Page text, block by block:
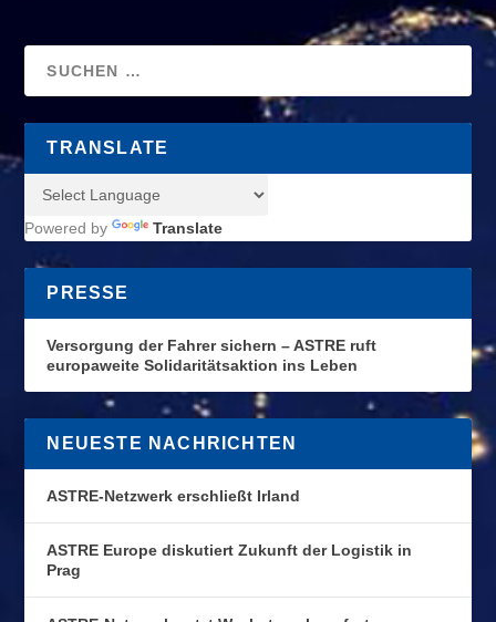
TRANSLATE
Powered by Translate
PRESSE
Versorgung der Fahrer sichern – ASTRE ruft
europaweite Solidaritätsaktion ins Leben
NEUESTE NACHRICHTEN
ASTRE-Netzwerk erschließt Irland
ASTRE Europe diskutiert Zukunft der Logistik in
Prag